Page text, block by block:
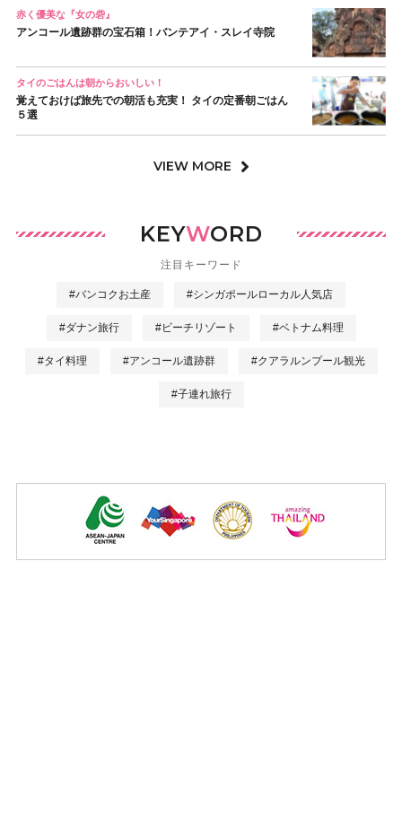
赤く優美な『女の砦』
アンコール遺跡群の宝石箱！バンテアイ・スレイ寺院
タイのごはんは朝からおいしい！
覚えておけば旅先での朝活も充実！ タイの定番朝ごはん
５選
VIEW MORE
KEYWORD
注目キーワード
#バンコクお土産 #シンガポールローカル人気店
#ダナン旅行 #ビーチリゾート #ベトナム料理
#タイ料理 #アンコール遺跡群 #クアラルンプール観光
#子連れ旅行